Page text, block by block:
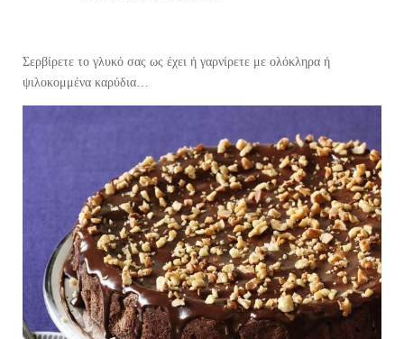
Σερβίρετε το γλυκό σας ως έχει ή γαρνίρετε με ολόκληρα ή
ψιλοκομμένα καρύδια…